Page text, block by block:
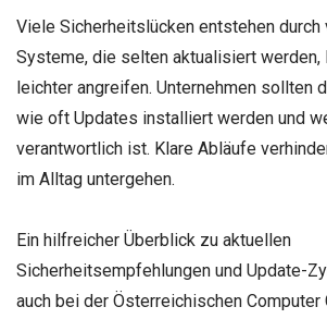
Viele Sicherheitslücken entstehen
Systeme, die selten aktualisiert werden,
leichter angreifen. Unternehmen sollten
wie oft Updates installiert werden und
verantwortlich ist. Klare Abläufe
im Alltag untergehen.
Ein hilfreicher Überblick zu aktuellen
Sicherheitsempfehlungen und Update-
auch bei der Österreichischen